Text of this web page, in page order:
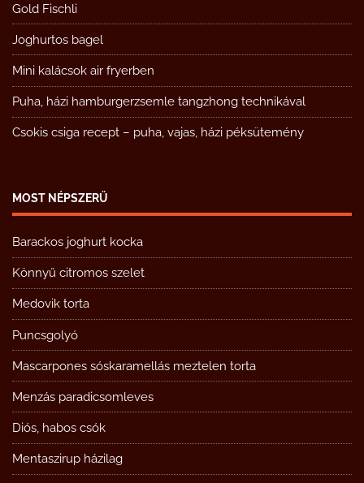
Gold Fischli
Joghurtos bagel
Mini kalácsok air fryerben
Puha, házi hamburgerzsemle tangzhong technikával
Csokis csiga recept – puha, vajas, házi péksütemény
MOST NÉPSZERŰ
Barackos joghurt kocka
Könnyű citromos szelet
Medovik torta
Puncsgolyó
Mascarpones sóskaramellás meztelen torta
Menzás paradicsomleves
Diós, habos csók
Mentaszirup házilag